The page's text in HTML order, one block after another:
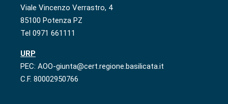
Viale Vincenzo Verrastro, 4
85100 Potenza PZ
Tel 0971 661111
URP
PEC: AOO-giunta@cert.regione.basilicata.it
C.F. 80002950766